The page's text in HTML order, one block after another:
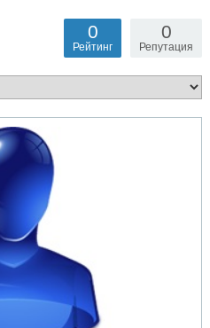
0
Репутация
0
Рейтинг